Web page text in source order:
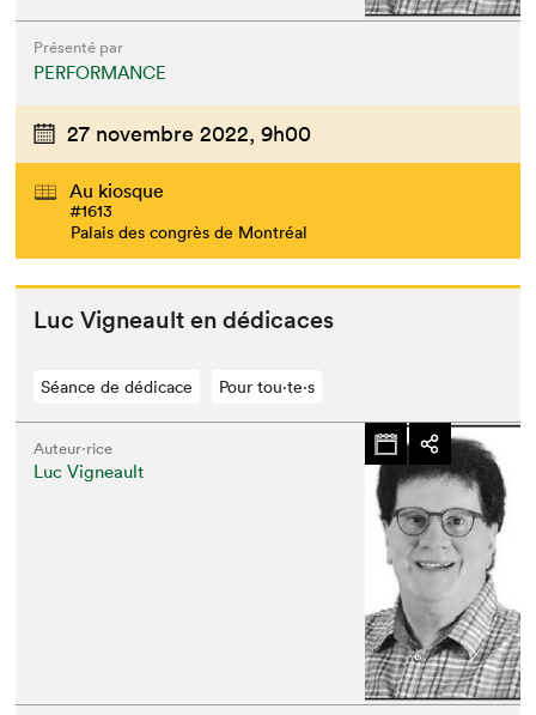
Que cherchez-vous?
Présenté par
PERFORMANCE
27 novembre 2022, 9h00
Au kiosque
#1613
Palais des congrès de Montréal
Luc Vigneault en dédicaces
Séance de dédicace Pour tou⋅te⋅s
Auteur·rice
Luc Vigneault